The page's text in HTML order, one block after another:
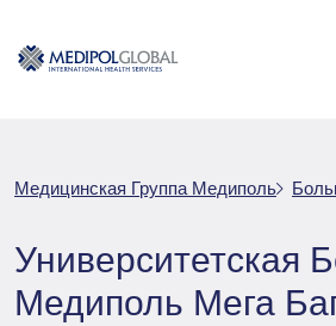
Медицинская Группа Медиполь
Университетская
Медиполь Мега